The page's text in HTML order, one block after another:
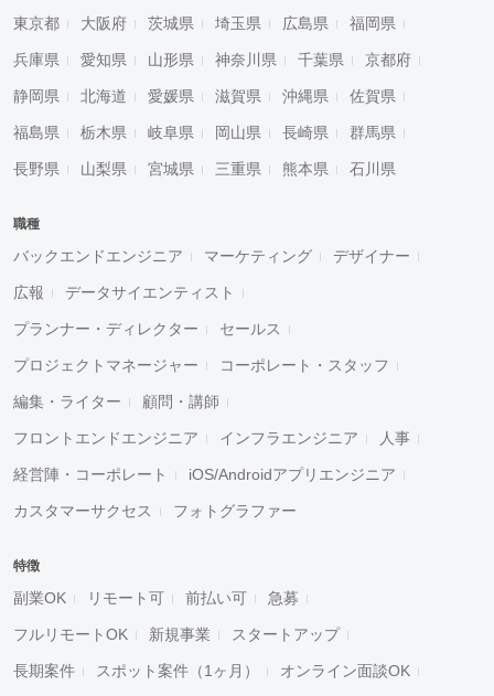
東京都 大阪府 茨城県 埼玉県 広島県 福岡県
兵庫県 愛知県 山形県 神奈川県 千葉県 京都府
静岡県 北海道 愛媛県 滋賀県 沖縄県 佐賀県
福島県 栃木県 岐阜県 岡山県 長崎県 群馬県
長野県 山梨県 宮城県 三重県 熊本県 石川県
職種
バックエンドエンジニア マーケティング デザイナー
広報 データサイエンティスト
プランナー・ディレクター セールス
プロジェクトマネージャー コーポレート・スタッフ
編集・ライター 顧問・講師
フロントエンドエンジニア インフラエンジニア 人事
経営陣・コーポレート iOS/Androidアプリエンジニア
カスタマーサクセス フォトグラファー
特徴
副業OK リモート可 前払い可 急募
フルリモートOK 新規事業 スタートアップ
長期案件 スポット案件（1ヶ月） オンライン面談OK